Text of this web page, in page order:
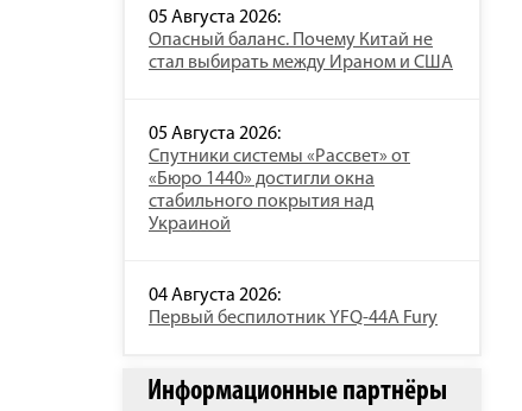
05 Августа 2026:
Опасный баланс. Почему Китай не
стал выбирать между Ираном и США
05 Августа 2026:
Спутники системы «Рассвет» от
«Бюро 1440» достигли окна
стабильного покрытия над
Украиной
04 Августа 2026:
Первый беспилотник YFQ-44A Fury
Информационные партнёры